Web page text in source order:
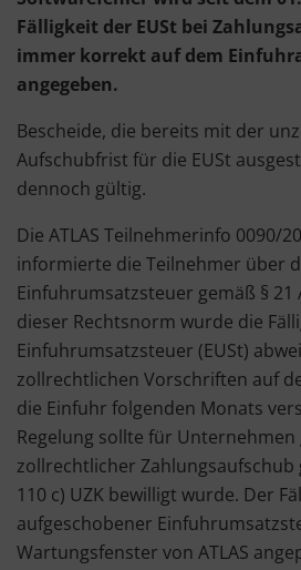
Fälligkeit der EUSt bei
immer korrekt auf dem
angegeben.
Bescheide, die bereits mit der
Aufschubfrist für die EUSt
dennoch gültig.
Die ATLAS Teilnehmerinfo 0090/
informierte die Teilnehmer über
Einfuhrumsatzsteuer gemäß § 21
dieser Rechtsnorm wurde die
Einfuhrumsatzsteuer (EUSt)
zollrechtlichen Vorschriften auf
die Einfuhr folgenden Monats
Regelung sollte für Unternehmen
zollrechtlicher Zahlungsaufschub
110 c) UZK bewilligt wurde. Der
aufgeschobener
Wartungsfenster von ATLAS